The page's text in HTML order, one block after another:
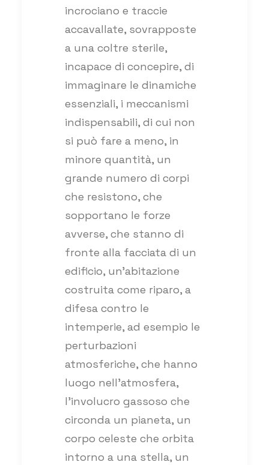
incrociano e traccie
accavallate, sovrapposte
a una coltre sterile,
incapace di concepire, di
immaginare le dinamiche
essenziali, i meccanismi
indispensabili, di cui non
si può fare a meno, in
minore quantità, un
grande numero di corpi
che resistono, che
sopportano le forze
avverse, che stanno di
fronte alla facciata di un
edificio, un’abitazione
costruita come riparo, a
difesa contro le
intemperie, ad esempio le
perturbazioni
atmosferiche, che hanno
luogo nell’atmosfera,
l’involucro gassoso che
circonda un pianeta, un
corpo celeste che orbita
intorno a una stella, un